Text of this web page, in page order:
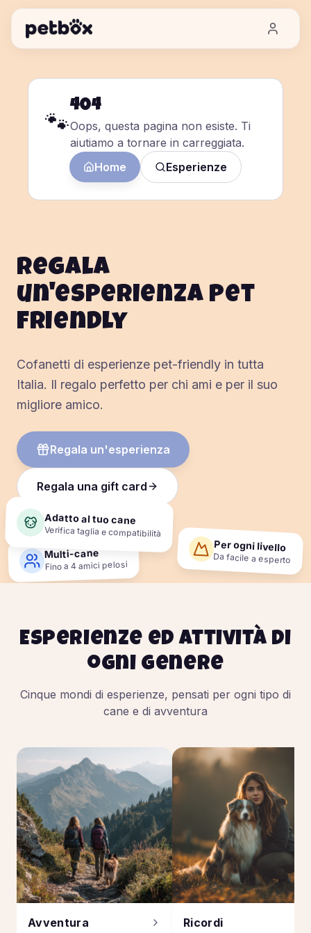
🐾
404
Oops, questa pagina non esiste. Ti
aiutiamo a tornare in carreggiata.
Home
Esperienze
Regala
un'esperienza pet
friendly
Cofanetti di esperienze pet-friendly in tutta
Italia. Il regalo perfetto per chi ami e per il suo
migliore amico.
Regala un'esperienza
Regala una gift card
Per ogni livello
Da facile a esperto
Multi-cane
Fino a 4 amici pelosi
Adatto al tuo cane
Verifica taglia e compatibilità
Esperienze ed attività di
ogni genere
Cinque mondi di esperienze, pensati per ogni tipo di
cane e di avventura
Avventura Ricordi